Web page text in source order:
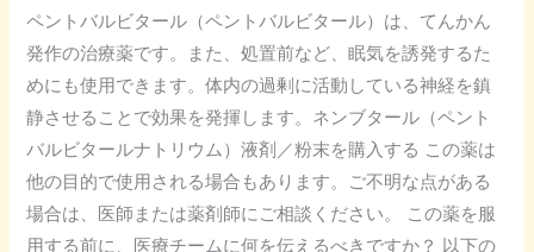
ペントバルビタール（ペントバルビタール）は、てんかん
発作の治療薬です。また、処置前など、眠気を誘発するた
めにも使用できます。体内の過剰に活動している神経を鎮
静させることで効果を発揮します。ネンブタール（ペント
バルビタールナトリウム）液剤／粉末を購入する この薬は
他の目的で使用される場合もあります。ご不明な点がある
場合は、医師または薬剤師にご相談ください。 この薬を服
用する前に、医療チームに何を伝えるべきですか？ 以下の
バ
ル
ビ
タ
ー
ル
ナ
ト